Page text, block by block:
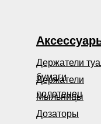
Держатели
бумаги
Держатели
полотенец
Мыльницы
Дозаторы